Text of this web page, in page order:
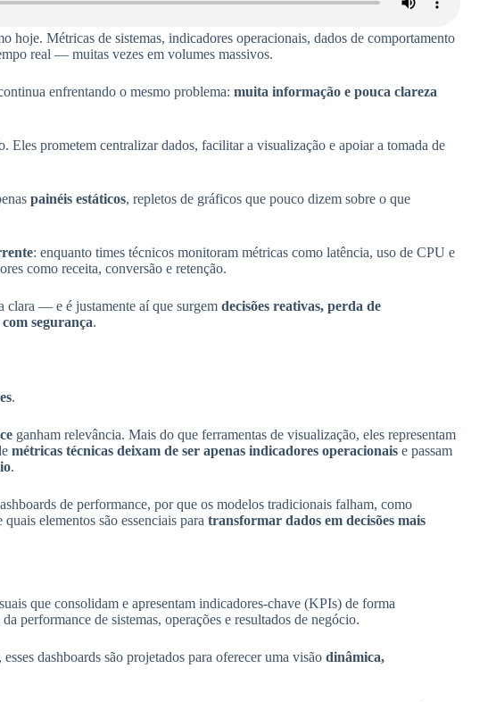
hoje. Métricas de sistemas, indicadores operacionais, dados de comportamento
real — muitas vezes em volumes massivos.
enfrentando o mesmo problema: muita informação e pouca clareza
Eles prometem centralizar dados, facilitar a visualização e apoiar a tomada de
painéis estáticos, repletos de gráficos que pouco dizem sobre o que
: enquanto times técnicos monitoram métricas como latência, uso de CPU e
como receita, conversão e retenção.
clara — e é justamente aí que surgem decisões reativas, perda de
segurança.
.
ganham relevância. Mais do que ferramentas de visualização, eles representam
métricas técnicas deixam de ser apenas indicadores operacionaise passam
.
de performance, por que os modelos tradicionais falham, como
elementos são essenciais para transformar dados em decisões mais
que consolidam e apresentam indicadores-chave (KPIs) de forma
performance de sistemas, operações e resultados de negócio.
dashboards são projetados para oferecer uma visão dinâmica,